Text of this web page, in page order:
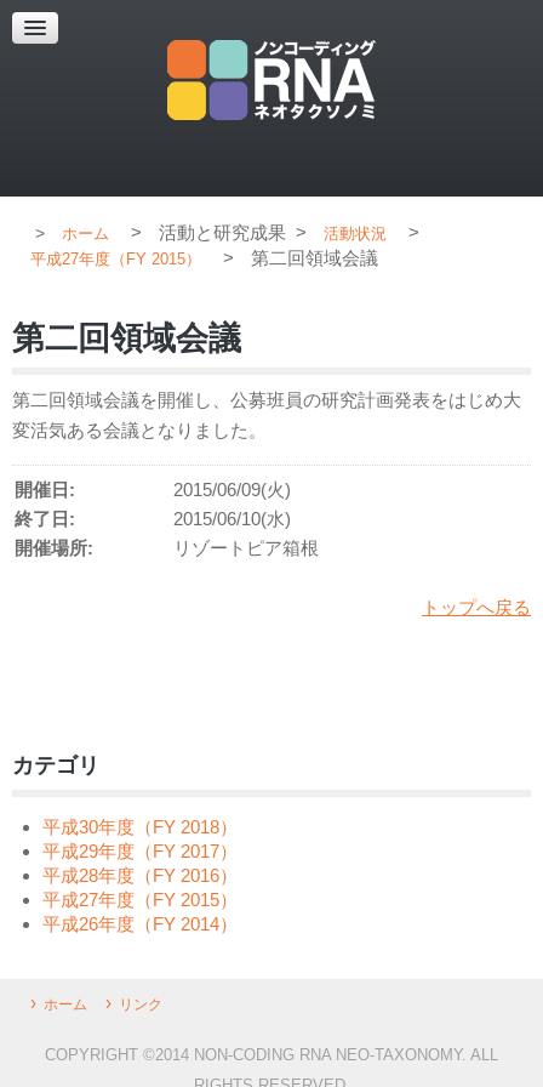
超解像顕微鏡
超解像顕微鏡の紹介
ホーム > 活動と研究成果 > 活動状況 >
平成27年度（FY 2015） > 第二回領域会議
第二回領域会議
第二回領域会議を開催し、公募班員の研究計画発表をはじめ大
変活気ある会議となりました。
開催日:
2015/06/09(火)
終了日:
2015/06/10(水)
開催場所:
リゾートピア箱根
トップへ戻る
カテゴリ
平成30年度（FY 2018）
平成29年度（FY 2017）
平成28年度（FY 2016）
平成27年度（FY 2015）
平成26年度（FY 2014）
ホーム リンク
COPYRIGHT ©2014 NON-CODING RNA NEO-TAXONOMY. ALL